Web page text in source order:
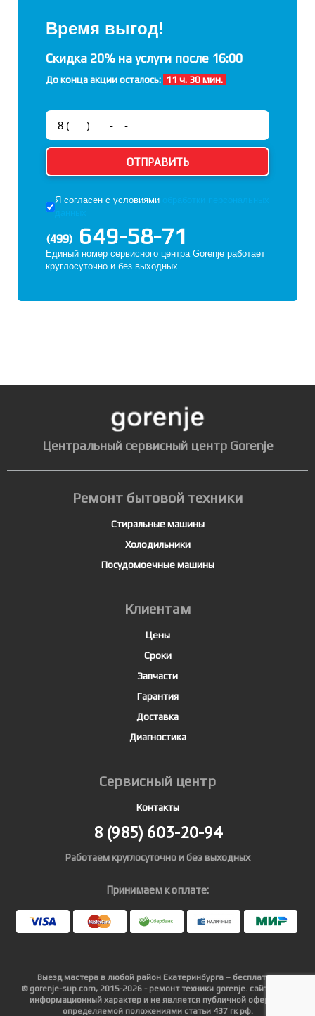
Время выгод!
Скидка 20% на услуги после 16:00
До конца акции осталось: 11 ч. 30 мин.
Я согласен с условиями
(499) 649-58-71
Единый номер сервисного центра Gorenje работает
круглосуточно и без выходных
Центральный сервисный центр Gorenje
Ремонт бытовой техники
Стиральные машины
Холодильники
Посудомоечные машины
Клиентам
Цены
Сроки
Запчасти
Гарантия
Доставка
Диагностика
Сервисный центр
Контакты
8 (985)603-20-94
Работаем круглосуточно и без выходных
Принимаем к оплате:
Выезд мастера в любой район Екатеринбурга – бесплатно.
© gorenje-sup.com, 2015-2026 - ремонт техники gorenje. сайт носит
информационный характер и не является публичной офертой,
определяемой положениями статьи 437 гк рф.